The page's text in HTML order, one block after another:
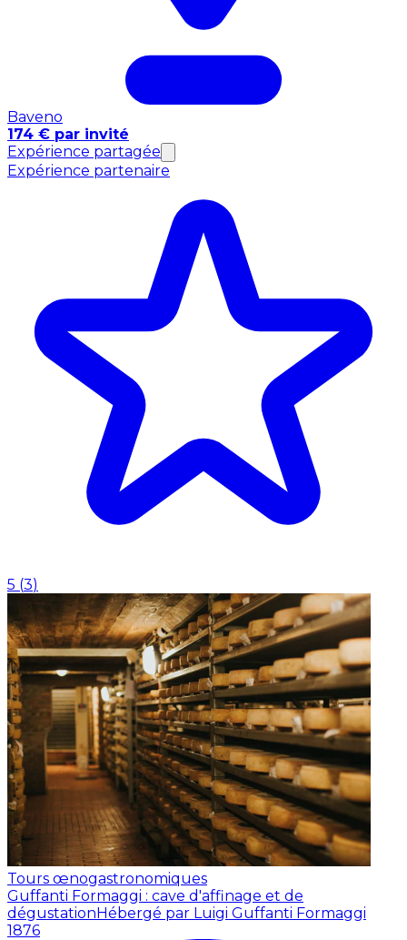
Baveno
174 € par invité
Expérience partagée
Expérience partenaire
5 (3)
Tours œnogastronomiques
Guffanti Formaggi : cave d'affinage et de
dégustationHébergé par Luigi Guffanti Formaggi
1876